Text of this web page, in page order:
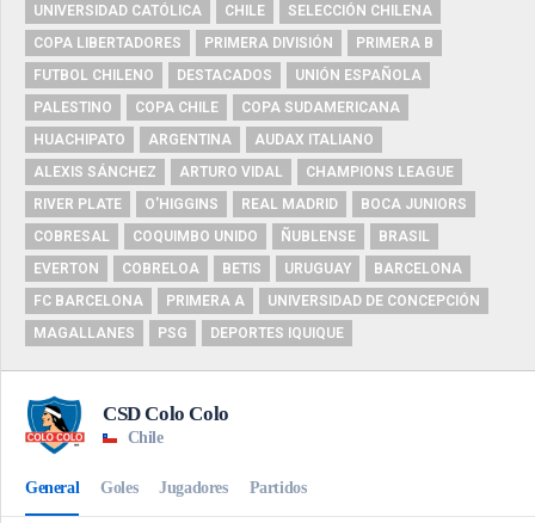
UNIVERSIDAD CATÓLICA
CHILE
SELECCIÓN CHILENA
COPA LIBERTADORES
PRIMERA DIVISIÓN
PRIMERA B
FUTBOL CHILENO
DESTACADOS
UNIÓN ESPAÑOLA
PALESTINO
COPA CHILE
COPA SUDAMERICANA
HUACHIPATO
ARGENTINA
AUDAX ITALIANO
ALEXIS SÁNCHEZ
ARTURO VIDAL
CHAMPIONS LEAGUE
RIVER PLATE
O'HIGGINS REAL MADRID
BOCA JUNIORS
COBRESAL
COQUIMBO UNIDO ÑUBLENSE
BRASIL
EVERTON
COBRELOA BETIS URUGUAY
BARCELONA
FC BARCELONA
PRIMERA A
UNIVERSIDAD DE CONCEPCIÓN
MAGALLANES
PSG DEPORTES IQUIQUE